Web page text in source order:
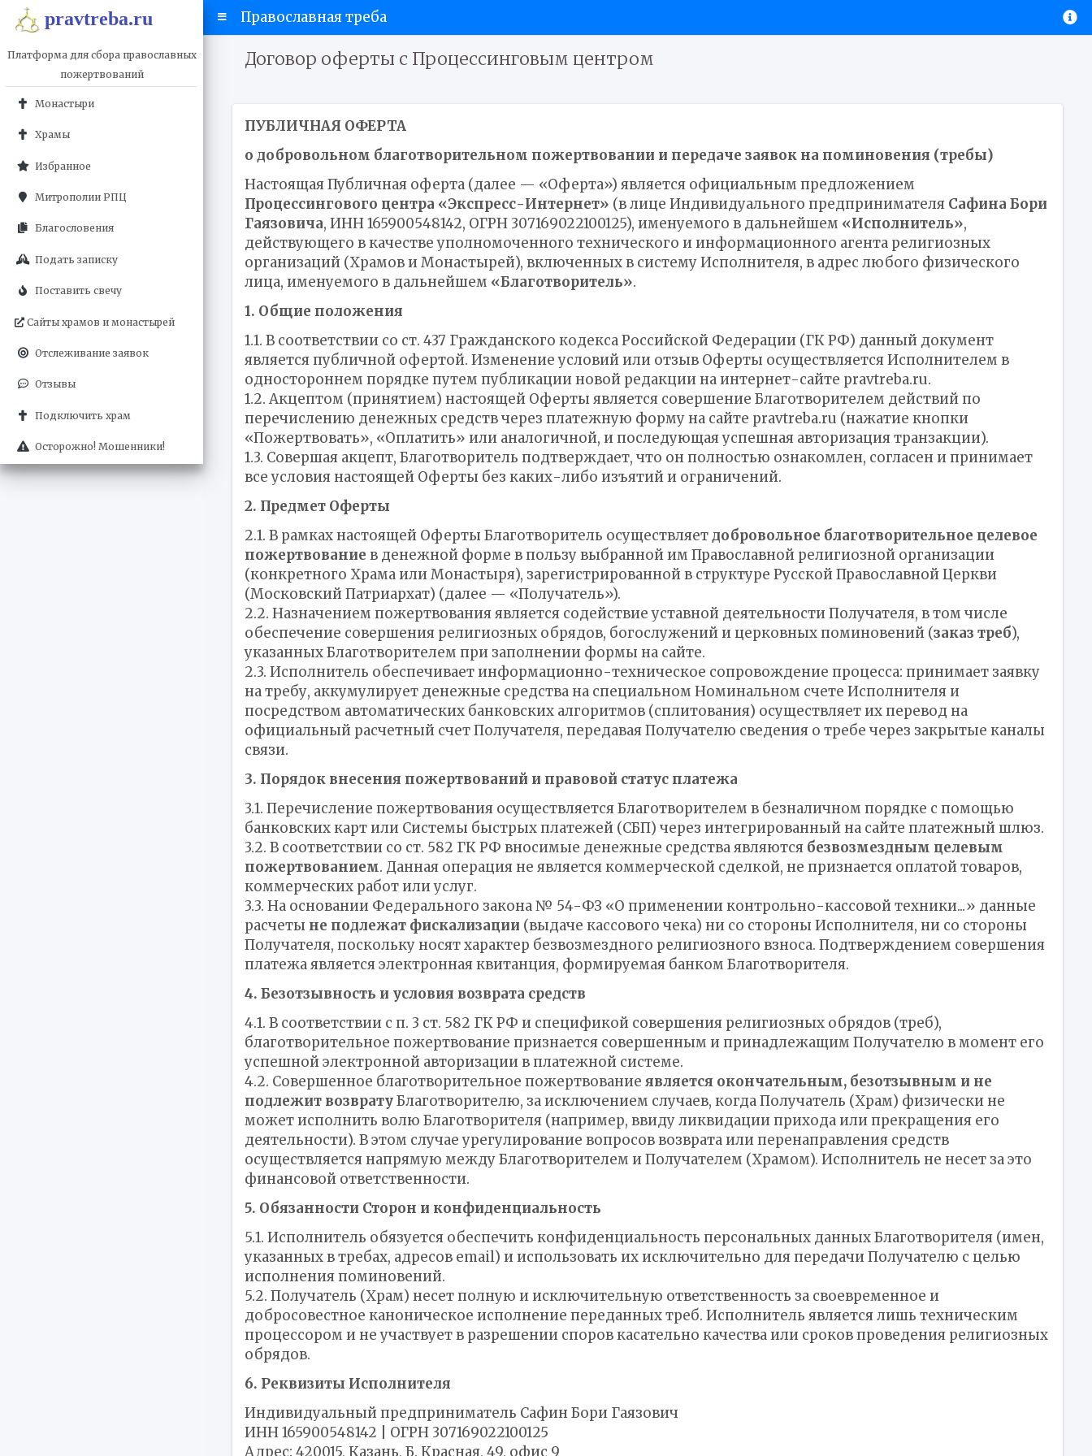
Православная треба
pravtreba.ru
Платформа для сбора православных
пожертвований
Монастыри
Храмы
Избранное
Митрополии РПЦ
Благословения
Подать записку
Поставить свечу
Сайты храмов и монастырей
Отслеживание заявок
Отзывы
Подключить храм
Осторожно! Мошенники!
Договор оферты с Процессинговым центром
ПУБЛИЧНАЯ ОФЕРТА
о добровольном благотворительном пожертвовании и передаче заявок на поминовения (требы)
Настоящая Публичная оферта (далее — «Оферта») является официальным предложением
Процессингового центра «Экспресс-Интернет» (в лице Индивидуального предпринимателя Сафина Бори
Гаязовича, ИНН 165900548142, ОГРН 307169022100125), именуемого в дальнейшем «Исполнитель»,
действующего в качестве уполномоченного технического и информационного агента религиозных
организаций (Храмов и Монастырей), включенных в систему Исполнителя, в адрес любого физического
лица, именуемого в дальнейшем «Благотворитель».
1. Общие положения
1.1. В соответствии со ст. 437 Гражданского кодекса Российской Федерации (ГК РФ) данный документ
является публичной офертой. Изменение условий или отзыв Оферты осуществляется Исполнителем в
одностороннем порядке путем публикации новой редакции на интернет-сайте pravtreba.ru.
1.2. Акцептом (принятием) настоящей Оферты является совершение Благотворителем действий по
перечислению денежных средств через платежную форму на сайте pravtreba.ru (нажатие кнопки
«Пожертвовать», «Оплатить» или аналогичной, и последующая успешная авторизация транзакции).
1.3. Совершая акцепт, Благотворитель подтверждает, что он полностью ознакомлен, согласен и принимает
все условия настоящей Оферты без каких-либо изъятий и ограничений.
2. Предмет Оферты
2.1. В рамках настоящей Оферты Благотворитель осуществляетдобровольное благотворительное целевое
пожертвование в денежной форме в пользу выбранной им Православной религиозной организации
(конкретного Храма или Монастыря), зарегистрированной в структуре Русской Православной Церкви
(Московский Патриархат) (далее — «Получатель»).
2.2. Назначением пожертвования является содействие уставной деятельности Получателя, в том числе
обеспечение совершения религиозных обрядов, богослужений и церковных поминовений (заказ треб),
указанных Благотворителем при заполнении формы на сайте.
2.3. Исполнитель обеспечивает информационно-техническое сопровождение процесса: принимает заявку
на требу, аккумулирует денежные средства на специальном Номинальном счете Исполнителя и
посредством автоматических банковских алгоритмов (сплитования) осуществляет их перевод на
официальный расчетный счет Получателя, передавая Получателю сведения о требе через закрытые каналы
связи.
3. Порядок внесения пожертвований и правовой статус платежа
3.1. Перечисление пожертвования осуществляется Благотворителем в безналичном порядке с помощью
банковских карт или Системы быстрых платежей (СБП) через интегрированный на сайте платежный шлюз.
3.2. В соответствии со ст. 582 ГК РФ вносимые денежные средства являются безвозмездным целевым
пожертвованием. Данная операция не является коммерческой сделкой, не признается оплатой товаров,
коммерческих работ или услуг.
3.3. На основании Федерального закона № 54-ФЗ «О применении контрольно-кассовой техники...» данные
расчеты не подлежат фискализации (выдаче кассового чека) ни со стороны Исполнителя, ни со стороны
Получателя, поскольку носят характер безвозмездного религиозного взноса. Подтверждением совершения
платежа является электронная квитанция, формируемая банком Благотворителя.
4. Безотзывность и условия возврата средств
4.1. В соответствии с п. 3 ст. 582 ГК РФ и спецификой совершения религиозных обрядов (треб),
благотворительное пожертвование признается совершенным и принадлежащим Получателю в момент его
успешной электронной авторизации в платежной системе.
4.2. Совершенное благотворительное пожертвование является окончательным, безотзывным и не
подлежит возвратуБлаготворителю, за исключением случаев, когда Получатель (Храм) физически не
может исполнить волю Благотворителя (например, ввиду ликвидации прихода или прекращения его
деятельности). В этом случае урегулирование вопросов возврата или перенаправления средств
осуществляется напрямую между Благотворителем и Получателем (Храмом). Исполнитель не несет за это
финансовой ответственности.
5. Обязанности Сторон и конфиденциальность
5.1. Исполнитель обязуется обеспечить конфиденциальность персональных данных Благотворителя (имен,
указанных в требах, адресов email) и использовать их исключительно для передачи Получателю с целью
исполнения поминовений.
5.2. Получатель (Храм) несет полную и исключительную ответственность за своевременное и
добросовестное каноническое исполнение переданных треб. Исполнитель является лишь техническим
процессором и не участвует в разрешении споров касательно качества или сроков проведения религиозных
обрядов.
6. Реквизиты Исполнителя
Индивидуальный предприниматель Сафин Бори Гаязович
ИНН 165900548142 | ОГРН 307169022100125
Адрес: 420015, Казань, Б. Красная, 49, офис 9